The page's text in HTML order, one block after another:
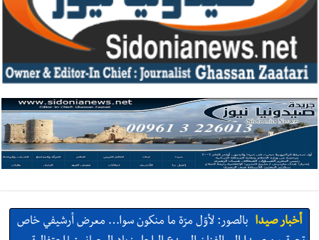
أخبار صيدا بالصور: لأوّل مرّة ما منكون سوا… معرض أرشيفي خاص